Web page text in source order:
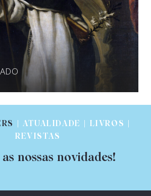
| ATUALIDADE | LIVROS |
REVISTAS
as nossas novidades!